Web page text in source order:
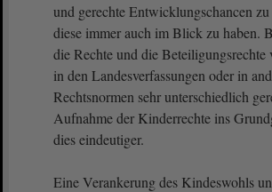
und gerechte Entwicklungschancen
diese immer auch im Blick zu haben.
die Rechte und die Beteiligungsrechte
in den Landesverfassungen oder in
Rechtsnormen sehr unterschiedlich
Aufnahme der Kinderrechte ins
dies eindeutiger.
Eine Verankerung des Kindeswohls